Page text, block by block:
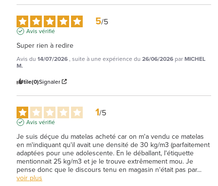
5/5
Avis vérifié
Super rien à redire
Avis du 14/07/2026, suite à une expérience du 26/06/2026 parMICHEL
M.
Utile(0)Signaler
1/5
Avis vérifié
Je suis déçue du matelas acheté car on m'a vendu ce matelas
en m'indiquant qu'il avait une densité de 30 kg/m3 (parfaitement
adaptées pour une adolescente. En le déballant, l'étiquette
mentionnait 25 kg/m3 et je le trouve extrêmement mou. Je
pense donc que le discours tenu en magasin n'était pas par...
voir plus